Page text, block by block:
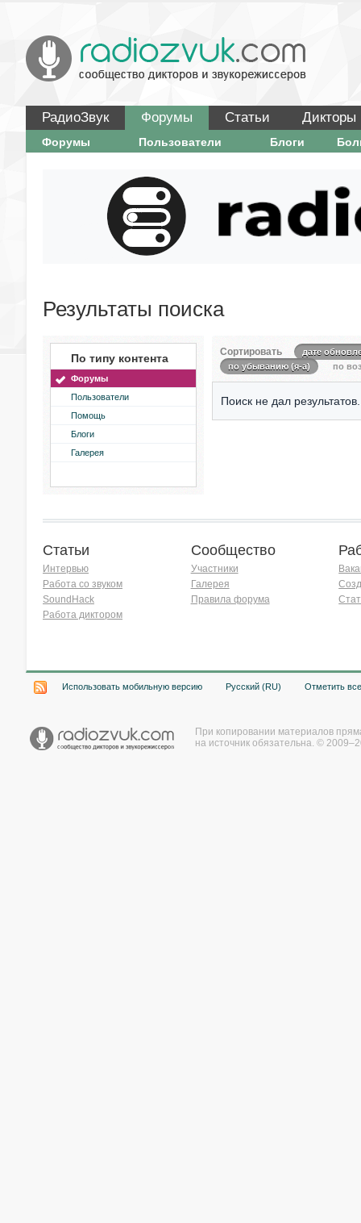
РадиоЗвук Форумы Статьи Дикторы
Форумы Пользователи Блоги
Результаты поиска
По типу контента
Форумы
Пользователи
Помощь
Блоги
Галерея
Сортировать
дате
по убыванию (я-а)
по
Поиск не дал результатов.
Статьи
Интервью
Работа со звуком
SoundHack
Работа диктором
Сообщество
Участники
Галерея
Правила форума
Использовать мобильную версию Русский (RU) Отметить
При копировании материалов
на источник обязательна. ©